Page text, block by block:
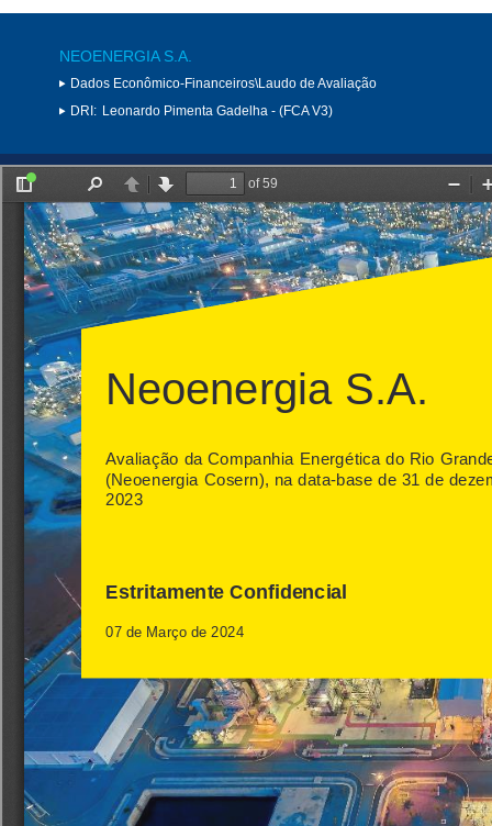
NEOENERGIA S.A.
Dados Econômico-Financeiros\Laudo de Avaliação
DRI: Leonardo Pimenta Gadelha - (FCA V3)